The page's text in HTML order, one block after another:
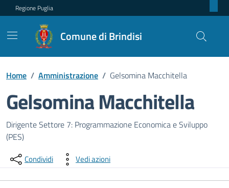
Regione Puglia
Comune di Brindisi
Home / Amministrazione / Gelsomina Macchitella
Gelsomina Macchitella
Dettagli della persona pubblica
Dirigente Settore 7: Programmazione Economica e Sviluppo
(PES)
Condividi Vedi azioni